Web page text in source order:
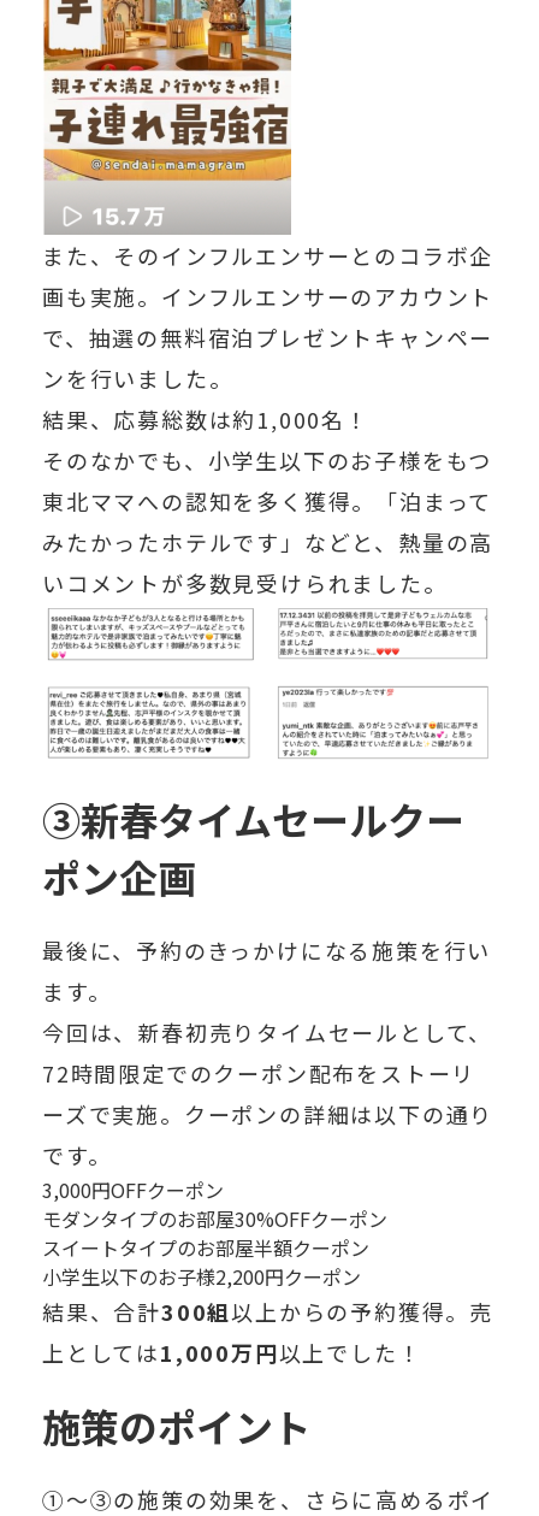
また、そのインフルエンサーとのコラボ企
画も実施。インフルエンサーのアカウント
で、抽選の無料宿泊プレゼントキャンペー
ンを行いました。
結果、応募総数は約1,000名 ！
そのなかでも、小学生以下のお子様をもつ
東北ママへの認知を多く獲得。「泊まって
みたかったホテルです」などと、 熱量の高
いコメントが多数見受けられました。
③新春タイムセールクー
ポン企画
最後に、予約のきっかけになる施策を行い
ます。
今回は、新春初売りタイムセールとして、
72時間限定でのクーポン配布をストーリ
ーズで実施。クーポンの詳細は以下の通り
です。
3,000円OFFクーポン
モダンタイプのお部屋30%OFFクーポン
スイートタイプのお部屋半額クーポン
小学生以下のお子様2,200円クーポン
結果、合計300組以上からの予約獲得。売
上としては1,000万円以上でした！
施策のポイント
①〜③の施策の効果を、さらに高めるポイ